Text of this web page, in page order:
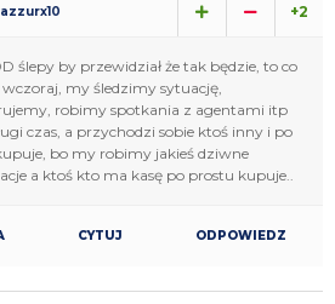
+2
ślepy by przewidział że tak będzie, to co
wczoraj, my śledzimy sytuację,
robimy spotkania z agentami itp
czas, a przychodzi sobie ktoś inny i po
bo my robimy jakieś dziwne
a ktoś kto ma kasę po prostu kupuje..
CYTUJ ODPOWIEDZ